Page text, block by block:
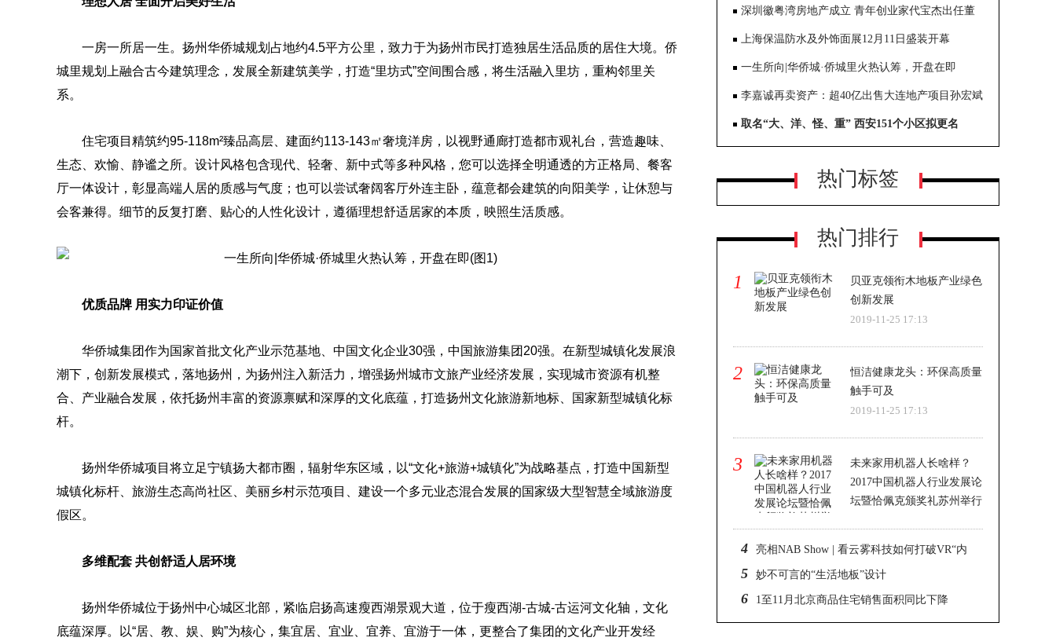
一房一所居一生。扬州华侨城规划占地约4.5平方公里，致力于为扬州市民打造独居生活品质的居住大境。侨
城里规划上融合古今建筑理念，发展全新建筑美学，打造“里坊式”空间围合感，将生活融入里坊，重构邻里关
系。
住宅项目精筑约95-118m²臻品高层、建面约113-143㎡奢境洋房，以视野通廊打造都市观礼台，营造趣味、
生态、欢愉、静谧之所。设计风格包含现代、轻奢、新中式等多种风格，您可以选择全明通透的方正格局、餐客
厅一体设计，彰显高端人居的质感与气度；也可以尝试奢阔客厅外连主卧，蕴意都会建筑的向阳美学，让休憩与
会客兼得。细节的反复打磨、贴心的人性化设计，遵循理想舒适居家的本质，映照生活质感。
优质品牌 用实力印证价值
华侨城集团作为国家首批文化产业示范基地、中国文化企业30强，中国旅游集团20强。在新型城镇化发展浪
潮下，创新发展模式，落地扬州，为扬州注入新活力，增强扬州城市文旅产业经济发展，实现城市资源有机整
合、产业融合发展，依托扬州丰富的资源禀赋和深厚的文化底蕴，打造扬州文化旅游新地标、国家新型城镇化标
杆。
扬州华侨城项目将立足宁镇扬大都市圈，辐射华东区域，以“文化+旅游+城镇化”为战略基点，打造中国新型
城镇化标杆、旅游生态高尚社区、美丽乡村示范项目、建设一个多元业态混合发展的国家级大型智慧全域旅游度
假区。
多维配套 共创舒适人居环境
扬州华侨城位于扬州中心城区北部，紧临启扬高速瘦西湖景观大道，位于瘦西湖-古城-古运河文化轴，文化
底蕴深厚。以“居、教、娱、购”为核心，集宜居、宜业、宜养、宜游于一体，更整合了集团的文化产业开发经
深圳徽粤湾房地产成立 青年创业家代宝杰出任董
事长CEO
上海保温防水及外饰面展12月11日盛装开幕
一生所向|华侨城·侨城里火热认筹，开盘在即
李嘉诚再卖资产：超40亿出售大连地产项目孙宏斌
接手
取名“大、洋、怪、重” 西安151个小区拟更名
热门标签
热门排行
1
贝亚克领衔木地板产业绿色
创新发展
2019-11-25 17:13
2
恒洁健康龙头：环保高质量
触手可及
2019-11-25 17:13
3
未来家用机器人长啥样？
2017中国机器人行业发展论
坛暨恰佩克颁奖礼苏州举行
4 亮相NAB Show | 看云雾科技如何打破VR“内
容困局”
5 妙不可言的“生活地板”设计
6 1至11月北京商品住宅销售面积同比下降
19.8％